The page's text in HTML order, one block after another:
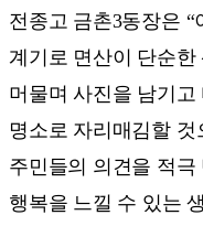
전종고 금촌3동장은 “
계기로 면산이 단순한
머물며 사진을 남기
명소로 자리매김할 것
주민들의 의견을 적
행복을 느낄 수 있는